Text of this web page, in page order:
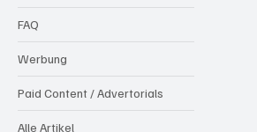
FAQ
Werbung
Paid Content / Advertorials
Alle Artikel